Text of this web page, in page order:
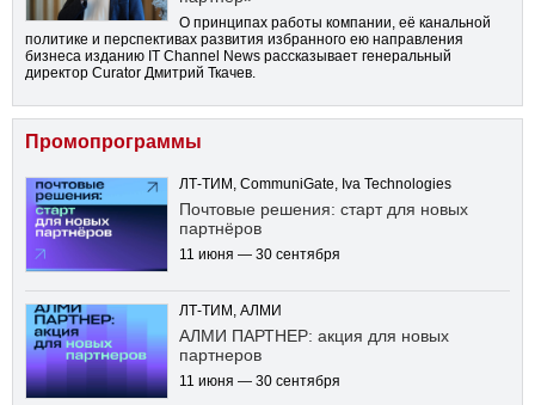
О принципах работы компании, её канальной
политике и перспективах развития избранного ею направления
бизнеса изданию IT Channel News рассказывает генеральный
директор Curator Дмитрий Ткачев.
Промопрограммы
ЛТ-ТИМ, CommuniGate, Iva Technologies
Почтовые решения: старт для новых
партнёров
11 июня — 30 сентября
ЛТ-ТИМ, АЛМИ
АЛМИ ПАРТНЕР: акция для новых
партнеров
11 июня — 30 сентября